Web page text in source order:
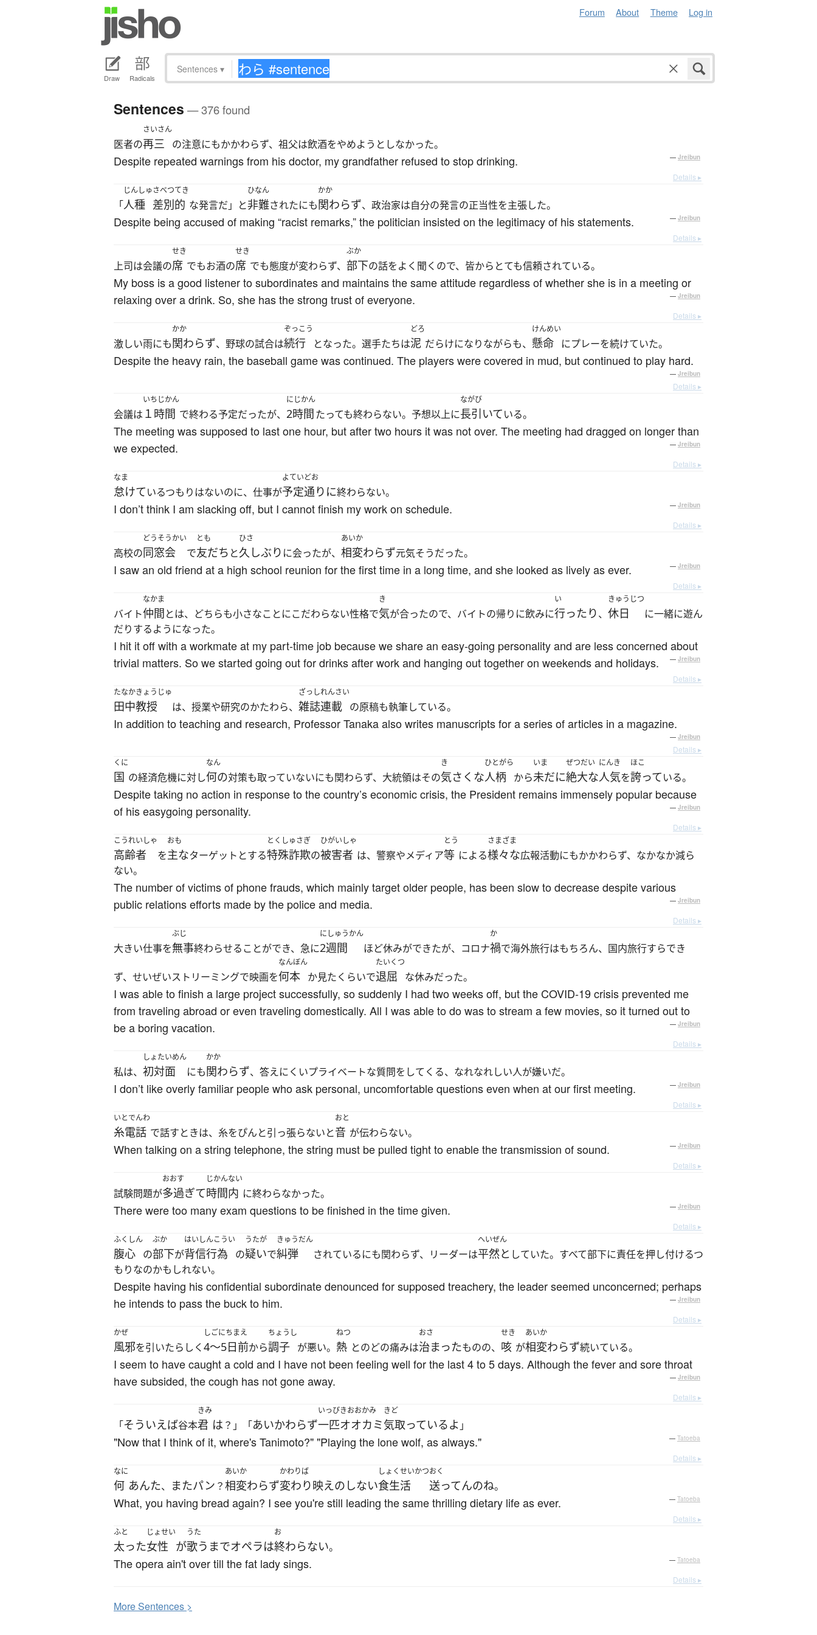
Forum About Theme Log in
Draw Radicals
Sentences ▾
Sentences — 376 found
医者の
さいさん
再三 の注意にもかかわらず、祖父は飲酒をやめようとしなかった。
Despite repeated warnings from his doctor, my grandfather refused to stop drinking. — Jreibun
Details ▸
「
じんしゅ
人種
さべつてき
差別的 な発言だ」と
ひなん
非難されたにも
かか
関わらず、政治家は自分の発言の正当性を主張した。
Despite being accused of making “racist remarks,” the politician insisted on the legitimacy of his statements. — Jreibun
Details ▸
上司は会議の
せき
席 でもお酒の
せき
席 でも態度が変わらず、
ぶか
部下の話をよく聞くので、皆からとても信頼されている。
My boss is a good listener to subordinates and maintains the same attitude regardless of whether she is in a meeting or
relaxing over a drink. So, she has the strong trust of everyone.
— Jreibun
Details ▸
激しい雨にも
かか
関わらず、野球の試合は
ぞっこう
続行 となった。選手たちは
どろ
泥 だらけになりながらも、
けんめい
懸命 にプレーを続けていた。
Despite the heavy rain, the baseball game was continued. The players were covered in mud, but continued to play hard.
— Jreibun
Details ▸
会議は
いちじかん
１時間 で終わる予定だったが、
にじかん
2時間たっても終わらない。予想以上に
ながび
長引いている。
The meeting was supposed to last one hour, but after two hours it was not over. The meeting had dragged on longer than
we expected.
— Jreibun
Details ▸
なま
怠けているつもりはないのに、仕事が
よていどお
予定通りに終わらない。
I don’t think I am slacking off, but I cannot finish my work on schedule. — Jreibun
Details ▸
高校の
どうそうかい
同窓会 で
とも
友だち と
ひさ
久しぶり に会ったが、
あいか
相変わらず元気そうだった。
I saw an old friend at a high school reunion for the first time in a long time, and she looked as lively as ever. — Jreibun
Details ▸
バイト
なかま
仲間とは、どちらも小さなことにこだわらない性格で
き
気が合ったので、バイトの帰りに飲みに
い
行ったり、
きゅうじつ
休日
に一緒に遊ん
だりするようになった。
I hit it off with a workmate at my part-time job because we share an easy-going personality and are less concerned about
trivial matters. So we started going out for drinks after work and hanging out together on weekends and holidays.
— Jreibun
Details ▸
たなかきょうじゅ
田中教授 は、授業や研究のかたわら、
ざっしれんさい
雑誌連載 の原稿も執筆している。
In addition to teaching and research, Professor Tanaka also writes manuscripts for a series of articles in a magazine.
— Jreibun
Details ▸
くに
国 の経済危機に対し
なん
何の対策も取っていないにも関わらず、大統領はその
き
気さくな
ひとがら
人柄 から
いま
未だに
ぜつだい
絶大な
にんき
人気を
ほこ
誇っている。
Despite taking no action in response to the country’s economic crisis, the President remains immensely popular because
of his easygoing personality.
— Jreibun
Details ▸
こうれいしゃ
高齢者 を
おも
主なターゲットとする
とくしゅさぎ
特殊詐欺の
ひがいしゃ
被害者 は、警察やメディア
とう
等 による
さまざま
様々な広報活動にもかかわらず、なかなか減ら
ない。
The number of victims of phone frauds, which mainly target older people, has been slow to decrease despite various
public relations efforts made by the police and media.
— Jreibun
Details ▸
大きい仕事を
ぶじ
無事終わらせることができ、急に
にしゅうかん
2週間 ほど休みができたが、コロナ
か
禍で海外旅行はもちろん、国内旅行すらでき
ず、せいぜいストリーミングで映画を
なんぼん
何本 か見たくらいで
たいくつ
退屈 な休みだった。
I was able to finish a large project successfully, so suddenly I had two weeks off, but the COVID-19 crisis prevented me
from traveling abroad or even traveling domestically. All I was able to do was to stream a few movies, so it turned out to
be a boring vacation.
— Jreibun
Details ▸
私は、
しょたいめん
初対面 にも
かか
関わらず、答えにくいプライベートな質問をしてくる、なれなれしい人が嫌いだ。
I don’t like overly familiar people who ask personal, uncomfortable questions even when at our first meeting. — Jreibun
Details ▸
いとでんわ
糸電話 で話すときは、糸をぴんと引っ張らないと
おと
音 が伝わらない。
When talking on a string telephone, the string must be pulled tight to enable the transmission of sound. — Jreibun
Details ▸
試験問題が
おおす
多過ぎて
じかんない
時間内 に終わらなかった。
There were too many exam questions to be finished in the time given. — Jreibun
Details ▸
ふくしん
腹心 の
ぶか
部下が
はいしんこうい
背信行為 の
うたが
疑いで
きゅうだん
糾弾 されているにも関わらず、リーダーは
へいぜん
平然と していた。すべて部下に責任を押し付けるつ
もりなのかもしれない。
Despite having his confidential subordinate denounced for supposed treachery, the leader seemed unconcerned; perhaps
he intends to pass the buck to him.
— Jreibun
Details ▸
かぜ
風邪を引いたらしく
しごにちまえ
4〜5日前から
ちょうし
調子 が悪い。
ねつ
熱 とのどの痛みは
おさ
治まったものの、
せき
咳 が
あいか
相変わらず続いている。
I seem to have caught a cold and I have not been feeling well for the last 4 to 5 days. Although the fever and sore throat
have subsided, the cough has not gone away.
— Jreibun
Details ▸
「そういえば谷本
きみ
君 は ？」「あいかわらず
いっぴきおおかみ
一匹オオカミ
きど
気取っているよ 」
"Now that I think of it, where's Tanimoto?" "Playing the lone wolf, as always." — Tatoeba
Details ▸
なに
何 あんた、 またパン ？
あいか
相変わらず
かわりば
変わり映えの しない
しょくせいかつ
食生活
おく
送ってんのね。
What, you having bread again? I see you're still leading the same thrilling dietary life as ever. — Tatoeba
Details ▸
ふと
太った
じょせい
女性 が
うた
歌う までオペラは
お
終わらない。
The opera ain't over till the fat lady sings. — Tatoeba
Details ▸
MoreSentences >